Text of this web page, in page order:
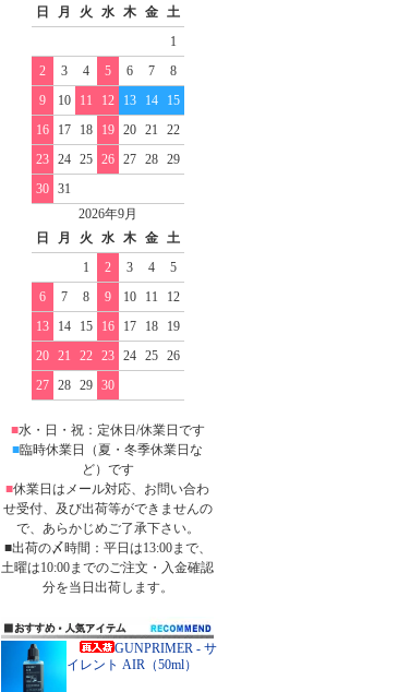
日
月 火 水 木 金
土
1
2
3 4 5 6 7
8
9
10 11 12 13 14
15
16
17 18 19 20 21
22
23
24 25 26 27 28
29
30
31
2026年9月
日
月 火 水 木 金
土
1
2 3 4
5
6
7 8 9 10 11
12
13
14 15 16 17 18
19
20
21 22 23 24 25
26
27
28 29 30
■水・日・祝：定休日/休業日です
■臨時休業日（夏・冬季休業日な
ど）です
■休業日はメール対応、お問い合わ
せ受付、及び出荷等ができませんの
で、あらかじめご了承下さい。
■出荷の〆時間：平日は13:00まで、
土曜は10:00までのご注文・入金確認
分を当日出荷します。
GUNPRIMER - サ
イレント AIR（50ml）